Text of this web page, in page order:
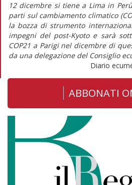
12 dicembre si tiene a Lima in
parti sul cambiamento climatico
la bozza di strumento
impegni del post-Kyoto e sarà
COP21 a Parigi nel dicembre di
da una delegazione del Consiglio
Diario
ABBONATI